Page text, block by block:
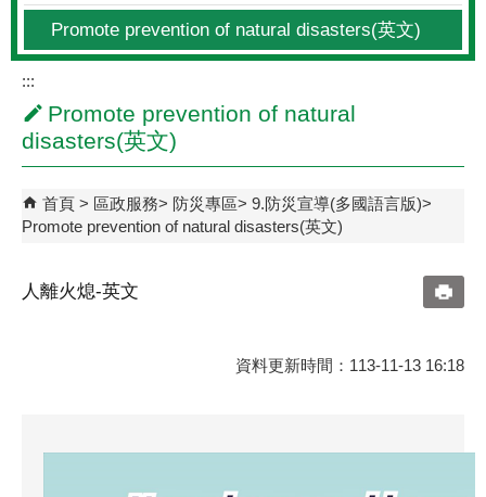
Promote prevention of natural disasters(英文)
:::
Promote prevention of natural
disasters(英文)
首頁 區政服務 防災專區
9.防災宣導(多國語言版)
Promote prevention of natural disasters(英文)
人離火熄-英文
資料更新時間：113-11-13 16:18